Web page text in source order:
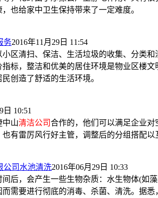
也给家中卫生保持带来了一定难度。
务2016年11月29日 11:54
区清扫、保洁、生活垃圾的收集、分类
标，整洁和优美的居住环境是物业区楼
创造了舒适的生活环境。
日 10:51
中山清洁公司合作的，他们可以满足企业
有雷厉风行好主管，调整后的分组搭配
公司水池清洗2016年06月29日 10:33
后，会产生一些生物杂质：水生物体(如
需要进行彻底的消毒、杀菌、清洗。据